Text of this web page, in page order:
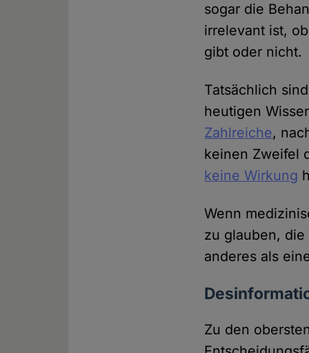
sogar die
irrelevant ist,
gibt oder nicht.
Tatsächlich
heutigen
Zahlreiche,
keinen Zweifel
keine Wirkung
Wenn
zu glauben,
anderes als
Zu den